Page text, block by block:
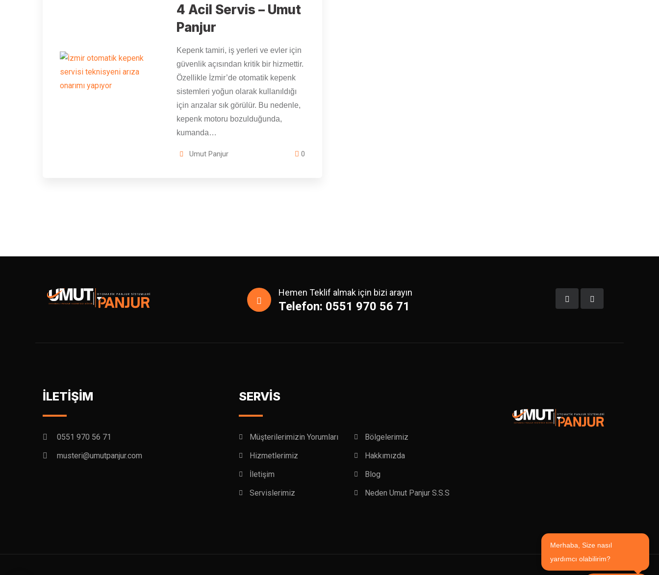
4 Acil Servis – Umut
Panjur
Kepenk tamiri, iş yerleri ve evler için
güvenlik açısından kritik bir hizmettir.
Özellikle İzmir’de otomatik kepenk
sistemleri yoğun olarak kullanıldığı
için arızalar sık görülür. Bu nedenle,
kepenk motoru bozulduğunda,
kumanda…
Umut Panjur 0
Hemen Teklif almak için bizi arayın
Telefon: 0551 970 56 71
İLETİŞİM
0551 970 56 71
musteri@umutpanjur.com
SERVİS
Müşterilerimizin Yorumları
Bölgelerimiz
Hizmetlerimiz
Hakkımızda
İletişim
Blog
Servislerimiz
Neden Umut Panjur S.S.S
Merhaba, Size nasıl
yardımcı olabilirim?